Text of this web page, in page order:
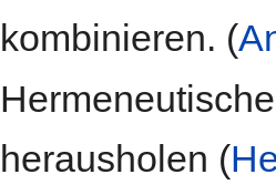
kombinieren. (
herausholen (